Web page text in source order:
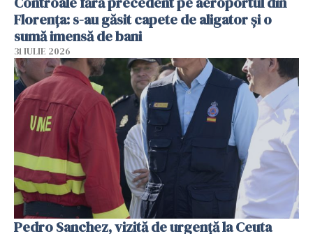
Florența: s-au găsit capete de aligator și o
sumă imensă de bani
31 IULIE 2026
Pedro Sanchez, vizită de urgență la Ceuta